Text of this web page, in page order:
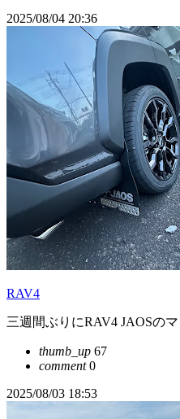
2025/08/04 20:36
RAV4
三週間ぶりにRAV4 JAOSの
thumb_up 67
comment0
2025/08/03 18:53